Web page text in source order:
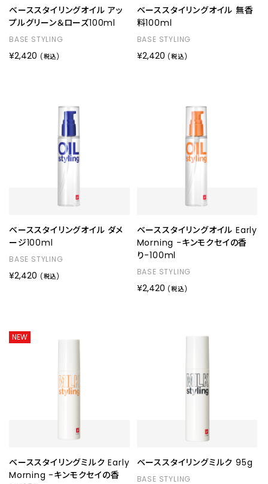
ベーススタイリングオイル アッ
プルグリーン＆ローズ100ml
BASE STYLING
¥2,420 (税込)
ベーススタイリングオイル 無香
料100ml
BASE STYLING
¥2,420 (税込)
ベーススタイリングオイル ダメ
ージ100ml
BASE STYLING
¥2,420 (税込)
ベーススタイリングオイル Early
Morning -キンモクセイの香
り-100ml
BASE STYLING
¥2,420 (税込)
NEW
ベーススタイリングミルク Early
Morning -キンモクセイの香
ベーススタイリングミルク 95g
BASE STYLING